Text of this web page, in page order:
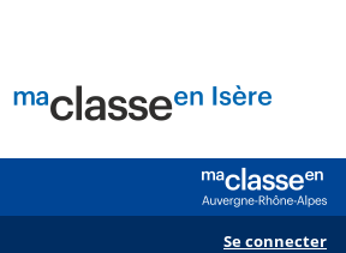
Se connecter